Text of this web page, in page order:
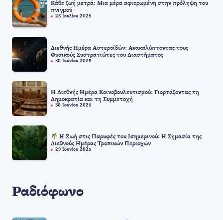
Κάθε ζωή μετρά: Μια μέρα αφιερωμένη στην πρόληψη του
πνιγμού
25 Ιουλίου 2025
Διεθνής Ημέρα Αστεροϊδών: Ανακαλύπτοντας τους
Φυσικούς Συστρατιώτες του Διαστήματος
30 Ιουνίου 2025
Η Διεθνής Ημέρα Κοινοβουλευτισμού: Γιορτάζοντας τη
Δημοκρατία και τη Συμμετοχή
30 Ιουνίου 2025
Η Ζωή στις Παρυφές του Ισημερινού: Η Σημασία της
Διεθνούς Ημέρας Τροπικών Περιοχών
29 Ιουνίου 2025
Ραδιόφωνο